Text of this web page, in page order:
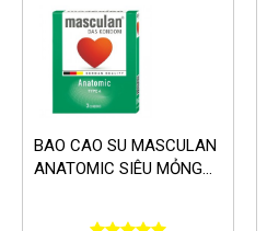
BAO CAO SU MASCULAN
ANATOMIC SIÊU MỎNG...